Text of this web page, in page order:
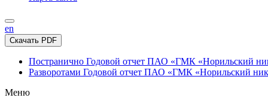
en
Скачать PDF
Постранично Годовой отчет ПАО «ГМК «Норильский
Разворотами Годовой отчет ПАО «ГМК «Норильский
Меню